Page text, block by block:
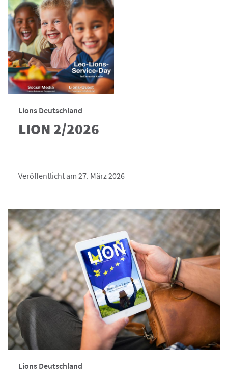
Lions Deutschland
LION 2/2026
Veröffentlicht am 27. März 2026
Lions Deutschland